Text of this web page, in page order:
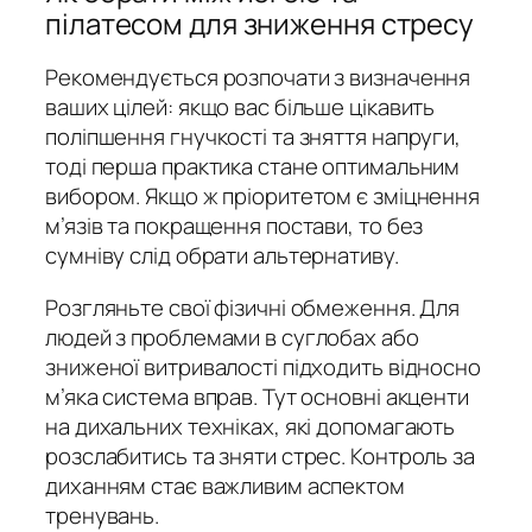
пілатесом для зниження стресу
Рекомендується розпочати з визначення
ваших цілей: якщо вас більше цікавить
поліпшення гнучкості та зняття напруги,
тоді перша практика стане оптимальним
вибором. Якщо ж пріоритетом є зміцнення
м’язів та покращення постави, то без
сумніву слід обрати альтернативу.
Розгляньте свої фізичні обмеження. Для
людей з проблемами в суглобах або
зниженої витривалості підходить відносно
м’яка система вправ. Тут основні акценти
на дихальних техніках, які допомагають
розслабитись та зняти стрес. Контроль за
диханням стає важливим аспектом
тренувань.